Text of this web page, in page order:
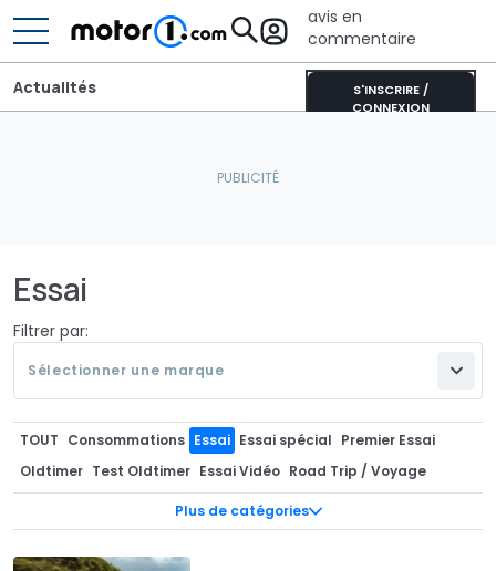
avis en
commentaire
S'INSCRIRE /
CONNEXION
Actualités
Essai
Filtrer par:
Sélectionner une marque
Plus de catégories
TOUT Consommations Essai Essai spécial Premier Essai
Oldtimer Test Oldtimer Essai Vidéo Road Trip / Voyage